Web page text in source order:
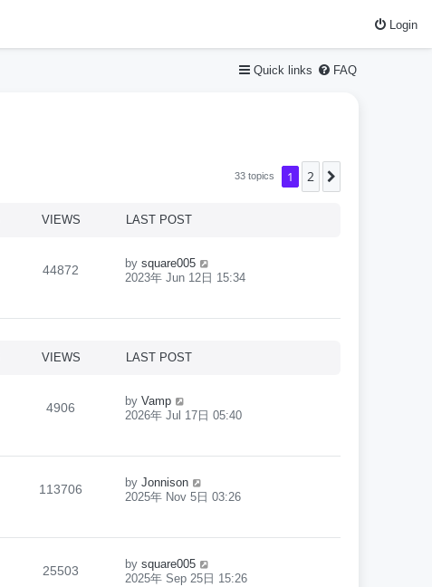
Login
Quick links FAQ
33 topics 1 2
VIEWS LAST POST
44872 by square005
2023年 Jun 12日 15:34
VIEWS LAST POST
4906 by Vamp
2026年 Jul 17日 05:40
113706 by Jonnison
2025年 Nov 5日 03:26
25503 by square005
2025年 Sep 25日 15:26